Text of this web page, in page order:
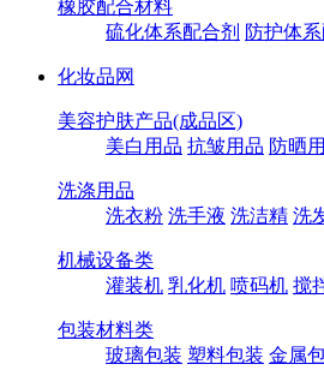
橡胶配合材料
硫化体系配合剂 防护体
化妆品网
美容护肤产品(成品区)
美白用品 抗皱用品 防晒
洗涤用品
洗衣粉 洗手液 洗洁精 洗
机械设备类
灌装机 乳化机 喷码机 搅
包装材料类
玻璃包装 塑料包装 金属